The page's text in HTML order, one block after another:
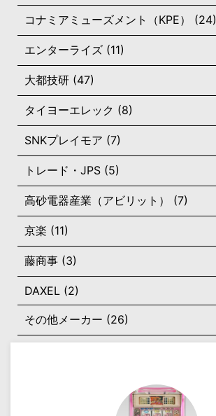
コナミアミューズメント（KPE） (24)
エンターライズ (11)
大都技研 (47)
タイヨーエレック (8)
SNKプレイモア (7)
トレード・JPS (5)
高砂電器産業（アビリット） (7)
京楽 (11)
藤商事 (3)
DAXEL (2)
その他メーカー (26)